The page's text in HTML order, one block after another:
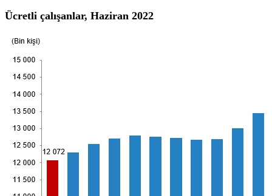
Ücretli çalışanlar, Haziran 2022